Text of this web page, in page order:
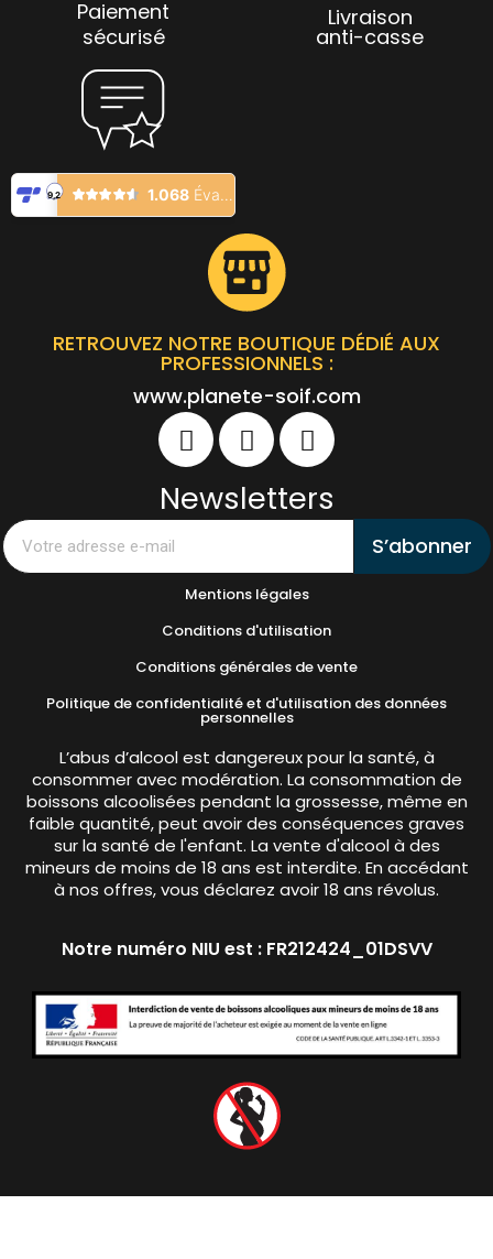
Paiement
sécurisé
Livraison
anti-casse
RETROUVEZ NOTRE BOUTIQUE DÉDIÉ AUX
PROFESSIONNELS :
www.planete-soif.com
Newsletters
S’abonner
Mentions légales
Conditions d'utilisation
Conditions générales de vente
Politique de confidentialité et d'utilisation des données
personnelles
L’abus d’alcool est dangereux pour la santé, à
consommer avec modération. La consommation de
boissons alcoolisées pendant la grossesse, même en
faible quantité, peut avoir des conséquences graves
sur la santé de l'enfant. La vente d'alcool à des
mineurs de moins de 18 ans est interdite. En accédant
à nos offres, vous déclarez avoir 18 ans révolus.
Notre numéro NIU est : FR212424_01DSVV